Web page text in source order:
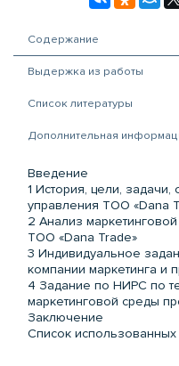
Содержание
Выдержка из работы
Список литературы
Дополнительная
Введение
1 История, цели, задачи,
управления ТОО «Dana
2 Анализ
ТОО «Dana Trade»
3 Индивидуальное
компании маркетинга и
4 Задание по НИРС по
маркетинговой среды
Заключение
Список использованных